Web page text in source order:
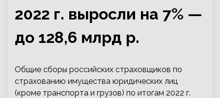
2022 г. выросли на 7% —
до 128,6 млрд р.
Общие сборы российских страховщиков по
страхованию имущества юридических лиц
(кроме транспорта и грузов) по итогам 2022 г.